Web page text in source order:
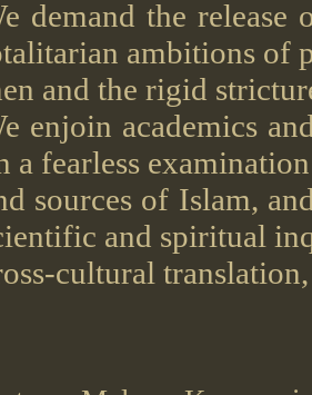
demand the
ambitions of
and the rigid
enjoin academics
a fearless
sources of Islam,
and spiritual
cultural